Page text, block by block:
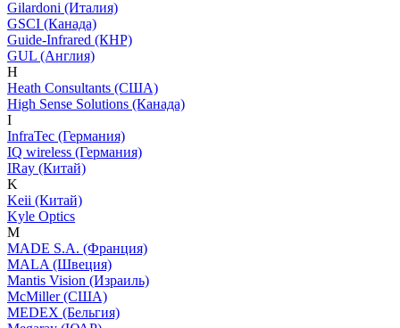
Gilardoni (Италия)
GSCI (Канада)
Guide-Infrared (КНР)
GUL (Англия)
H
Heath Consultants (США)
High Sense Solutions (Канада)
I
InfraTec (Германия)
IQ wireless (Германия)
IRay (Китай)
K
Keii (Китай)
Kyle Optics
M
MADE S.A. (Франция)
MALA (Швеция)
Mantis Vision (Израиль)
McMiller (США)
MEDEX (Бельгия)